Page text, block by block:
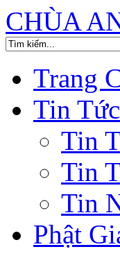
CHÙA
Trang
Tin Tức
Tin
Tin
Tin
Phật